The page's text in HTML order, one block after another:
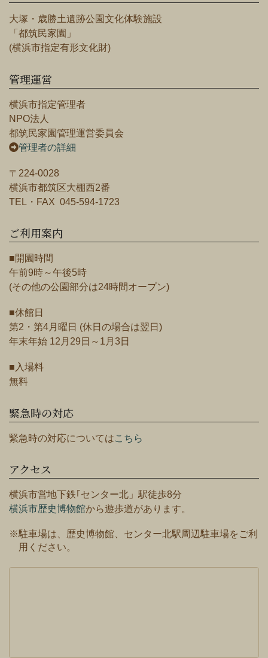
大塚・歳勝土遺跡公園文化体験施設
「都筑民家園」
(横浜市指定有形文化財)
管理運営
横浜市指定管理者
NPO法人
都筑民家園管理運営委員会
管理者の詳細
〒224-0028
横浜市都筑区大棚西2番
TEL・FAX 045-594-1723
ご利用案内
■開園時間
午前9時～午後5時
(その他の公園部分は24時間オープン)
■休館日
第2・第4月曜日 (休日の場合は翌日)
年末年始 12月29日～1月3日
■入場料
無料
緊急時の対応
緊急時の対応についてはこちら
アクセス
横浜市営地下鉄｢センター北」駅徒歩8分
横浜市歴史博物館から遊歩道があります。
※駐車場は、歴史博物館、センター北駅周辺駐車場をご利
用ください。